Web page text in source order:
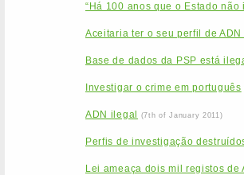
“Há 100 anos que o Estado
Aceitaria ter o seu perfil de ADN
Base de dados da PSP está
Investigar o crime em português
ADN ilegal (7th of January 2011)
Perfis de investigação
Lei ameaça dois mil registos de